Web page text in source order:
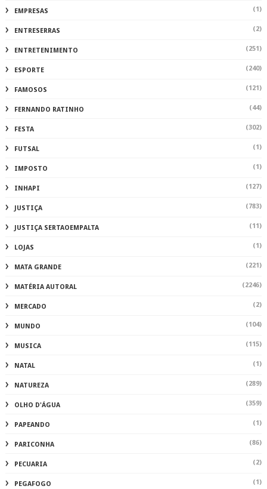
EMPRESAS (1)
ENTRESERRAS (2)
ENTRETENIMENTO (251)
ESPORTE (240)
FAMOSOS (121)
FERNANDO RATINHO (44)
FESTA (302)
FUTSAL (1)
IMPOSTO (1)
INHAPI (127)
JUSTIÇA (783)
JUSTIÇA SERTAOEMPALTA (11)
LOJAS (1)
MATA GRANDE (221)
MATÉRIA AUTORAL (2246)
MERCADO (2)
MUNDO (104)
MUSICA (115)
NATAL (1)
NATUREZA (289)
OLHO D'ÁGUA (359)
PAPEANDO (1)
PARICONHA (86)
PECUARIA (2)
PEGAFOGO (1)